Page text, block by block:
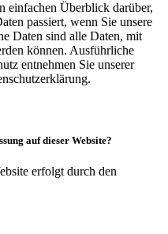
einfachen Überblick darüber,
passiert, wenn Sie unsere
Daten sind alle Daten, mit
können. Ausführliche
entnehmen Sie unserer
auf dieser Website?
erfolgt durch den